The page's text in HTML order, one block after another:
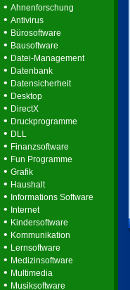
• Ahnenforschung
• Antivirus
• Bürosoftware
• Bausoftware
• Datei-Management
• Datenbank
• Datensicherheit
• Desktop
• DirectX
• Druckprogramme
• DLL
• Finanzsoftware
• Fun Programme
• Grafik
• Haushalt
• Informations Software
• Internet
• Kindersoftware
• Kommunikation
• Lernsoftware
• Medizinsoftware
• Multimedia
• Musiksoftware